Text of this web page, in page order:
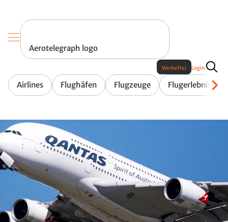
Aerotelegraph logo
Airlines Flughäfen Flugzeuge Flugerlebnis
Werbefrei Login